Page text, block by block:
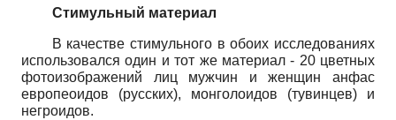
Стимульный материал
В качестве стимульного в обоих исследованиях
использовался один и тот же материал - 20 цветных
фотоизображений лиц мужчин и женщин анфас
европеоидов (русских), монголоидов (тувинцев) и
негроидов.